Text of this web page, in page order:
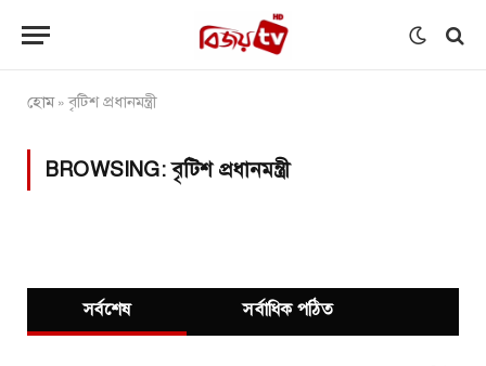
হোম»বৃটিশ প্রধানমন্ত্রী
BROWSING:বৃটিশ প্রধানমন্ত্রী
সর্বশেষ সর্বাধিক পঠিত